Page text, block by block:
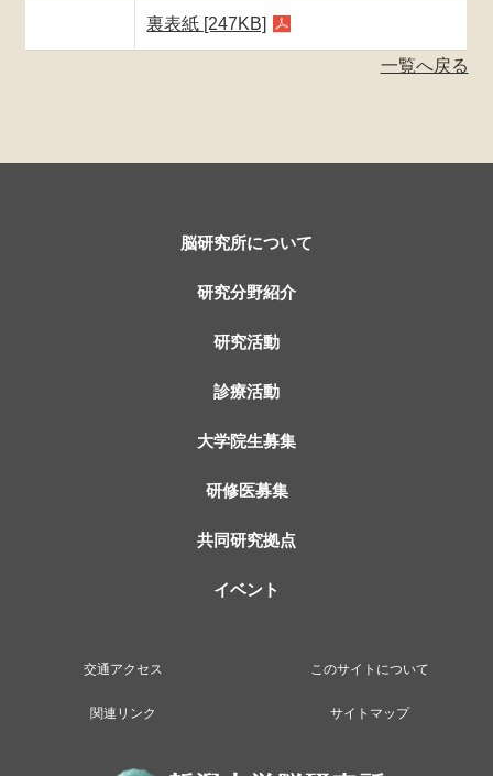
裏表紙 [247KB]
一覧へ戻る
脳研究所について
研究分野紹介
研究活動
診療活動
大学院生募集
研修医募集
共同研究拠点
イベント
交通アクセス このサイトについて
関連リンク サイトマップ